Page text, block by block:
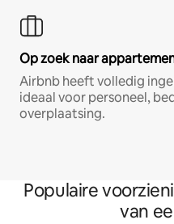
Op zoek naar
Airbnb heeft volledig
ideaal voor personeel,
overplaatsing.
Populaire
van